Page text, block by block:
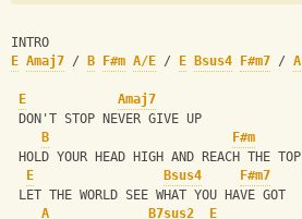
INTRO
E Amaj7 / B F#m A/E / E Bsus4 F#m7 / A
E
Amaj7
DON'T STOP NEVER GIVE UP
B
F#m
HOLD YOUR HEAD HIGH AND REACH THE TOP
E
Bsus4
F#m7
LET THE WORLD SEE WHAT YOU HAVE GOT
A
B7sus2
E